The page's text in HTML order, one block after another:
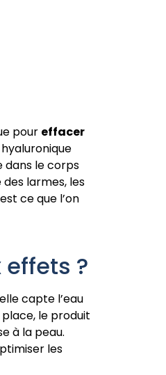
pour effacer
dans le corps
larmes, les
ce que l’on
?
capte l’eau
place, le produit
à la peau.
les